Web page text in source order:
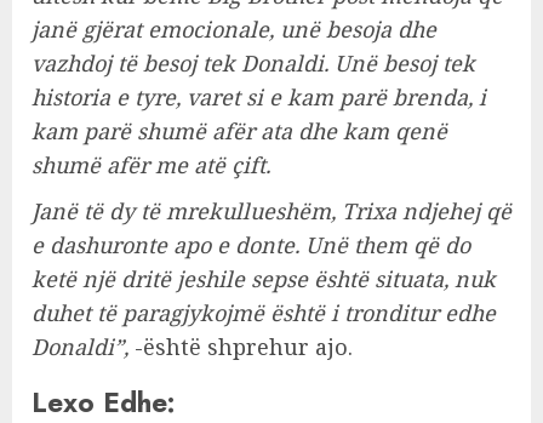
janë gjërat emocionale, unë besoja dhe
vazhdoj të besoj tek Donaldi. Unë besoj tek
historia e tyre, varet si e kam parë brenda, i
kam parë shumë afër ata dhe kam qenë
shumë afër me atë çift.
Janë të dy të mrekullueshëm, Trixa ndjehej që
e dashuronte apo e donte. Unë them që do
ketë një dritë jeshile sepse është situata, nuk
duhet të paragjykojmë është i tronditur edhe
Donaldi”, -është shprehur ajo.
Lexo Edhe: